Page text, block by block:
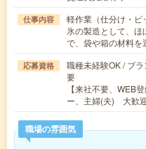
仕事内容
軽作業（仕分け・ピ
氷の製造として、
で、袋や箱の材料
応募資格
職種未経験OK / ブ
要
【来社不要、WEB
ー、主婦(夫) 大歓
職場の雰囲気